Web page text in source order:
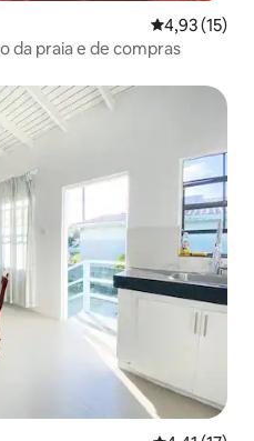
4,93 de uma
4,93 (15)
da praia e de compras